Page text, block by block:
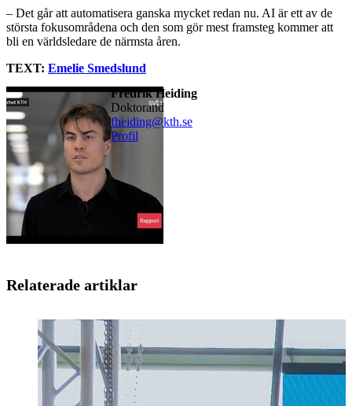
– Det går att automatisera ganska mycket redan nu. AI är ett av de
största fokusområdena och den som gör mest framsteg kommer att
bli en världsledare de närmsta åren.
TEXT: Emelie Smedslund
Fredrik Heiding
Doktorand
fheiding@kth.se
Profil
Relaterade artiklar